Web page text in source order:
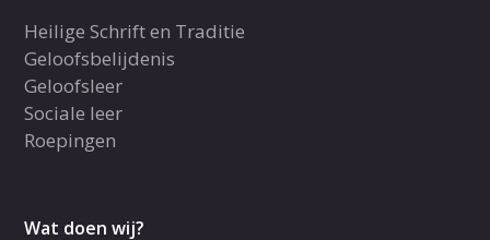
Heilige Schrift en Traditie
Geloofsbelijdenis
Geloofsleer
Sociale leer
Roepingen
Wat doen wij?